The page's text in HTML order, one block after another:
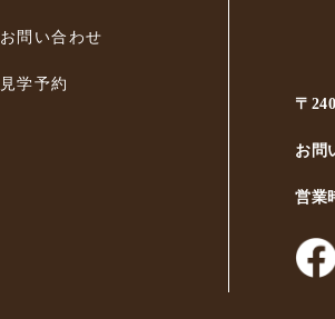
お問い合わせ
見学予約
〒
お問
営業